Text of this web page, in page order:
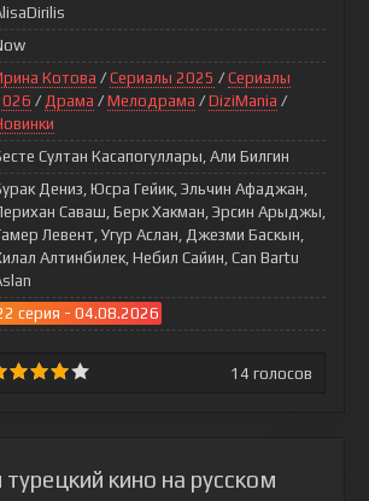
Котова / Сериалы 2025 / Сериалы
/ Драма / Мелодрама / DiziMania /
Султан Касапогуллары, Али Билгин
Дениз, Юсра Гейик, Эльчин Афаджан,
Саваш, Берк Хакман, Эрсин Арыджы,
Левент, Угур Аслан, Джезми Баскын,
Алтинбилек, Небил Сайин, Can Bartu
серия - 04.08.2026
14 голосов
кино на русском